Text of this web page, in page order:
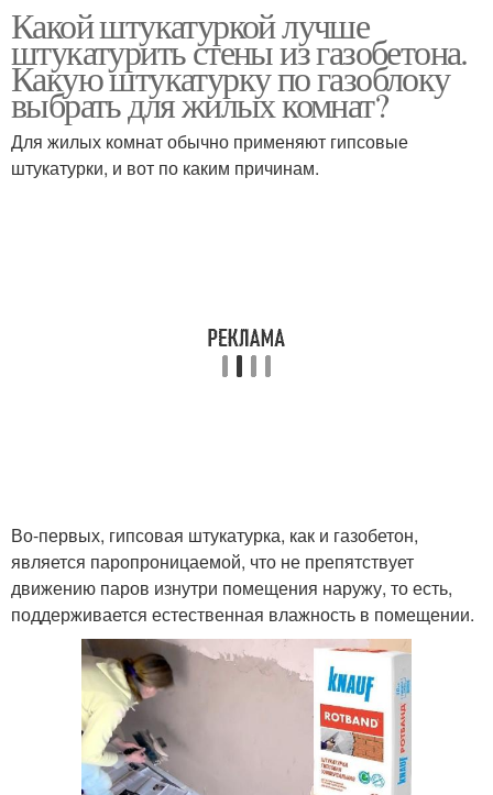
Какой штукатуркой лучше
штукатурить стены из газобетона.
Какую штукатурку по газоблоку
выбрать для жилых комнат?
Для жилых комнат обычно применяют гипсовые
штукатурки, и вот по каким причинам.
Во-первых, гипсовая штукатурка, как и газобетон,
является паропроницаемой, что не препятствует
движению паров изнутри помещения наружу, то есть,
поддерживается естественная влажность в помещении.